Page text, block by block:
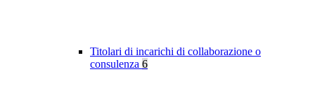
Titolari di incarichi di collaborazione o
consulenza 6